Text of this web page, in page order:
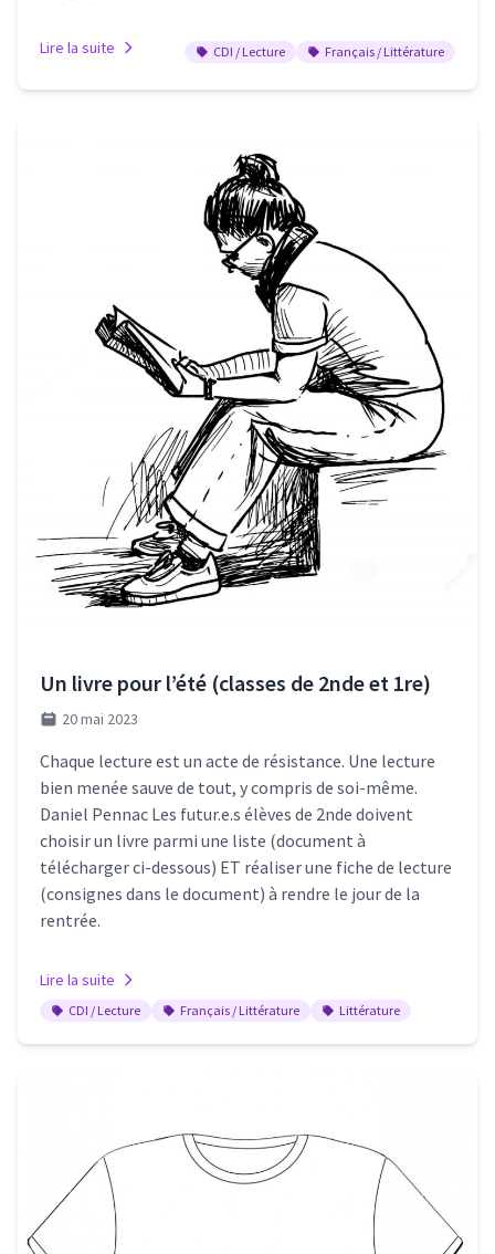
Lire la suite CDI / Lecture Français / Littérature
Un livre pour l’été (classes de 2nde et 1re)
20 mai 2023
Chaque lecture est un acte de résistance. Une lecture
bien menée sauve de tout, y compris de soi-même.
Daniel Pennac Les futur.e.s élèves de 2nde doivent
choisir un livre parmi une liste (document à
télécharger ci-dessous) ET réaliser une fiche de lecture
(consignes dans le document) à rendre le jour de la
rentrée.
Lire la suite
CDI / Lecture Français / Littérature Littérature